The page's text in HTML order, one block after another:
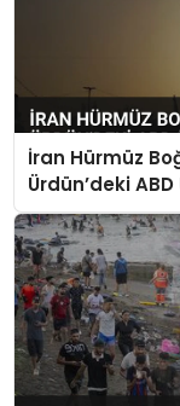
İran Hürmüz
Ürdün’deki